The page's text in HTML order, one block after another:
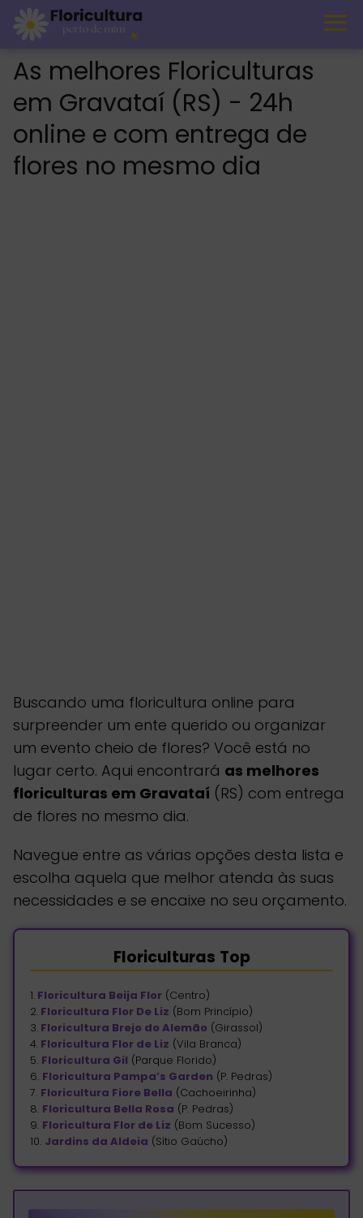
As melhores Floriculturas
em Gravataí (RS) - 24h
online e com entrega de
flores no mesmo dia
Buscando uma floricultura online para
surpreender um ente querido ou organizar
um evento cheio de flores? Você está no
lugar certo. Aqui encontrará as melhores
floriculturas em Gravataí (RS) com entrega
de flores no mesmo dia.
Navegue entre as várias opções desta lista e
escolha aquela que melhor atenda às suas
necessidades e se encaixe no seu orçamento.
Floriculturas Top
1. Floricultura Beija Flor(Centro)
2. Floricultura Flor De Liz (Bom Princípio)
3. Floricultura Brejo do Alemão (Girassol)
4. Floricultura Flor de Liz (Vila Branca)
5. Floricultura Gil (Parque Florido)
6. Floricultura Pampa’s Garden (P. Pedras)
7. Floricultura Fiore Bella (Cachoeirinha)
8. Floricultura Bella Rosa (P. Pedras)
9. Floricultura Flor de Liz (Bom Sucesso)
10. Jardins da Aldeia (Sítio Gaúcho)